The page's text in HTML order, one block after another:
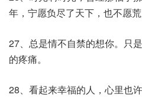
年，宁愿负尽了天下，也不愿
27、总是情不自禁的想你。只
的疼痛。
28、看起来幸福的人，心里也